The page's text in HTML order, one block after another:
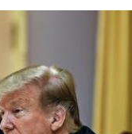
大使馆”美载人飞船重返月球
成中共軍費